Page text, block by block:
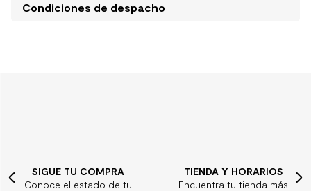
Condiciones de despacho
SIGUE TU COMPRA
Conoce el estado de tu
TIENDA Y HORARIOS
Encuentra tu tienda más